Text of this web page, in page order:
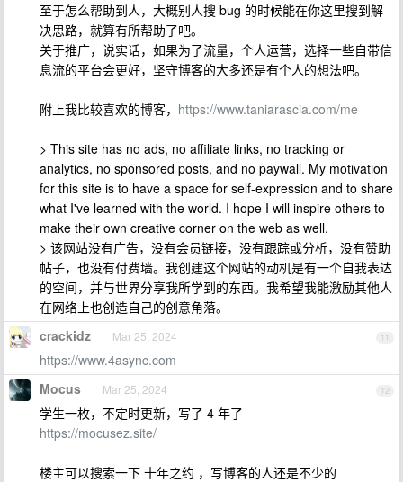
至于怎么帮助到人，大概别人搜 bug 的时候能在你这里搜到解
决思路，就算有所帮助了吧。
关于推广，说实话，如果为了流量，个人运营，选择一些自带信
息流的平台会更好，坚守博客的大多还是有个人的想法吧。
附上我比较喜欢的博客， https://www.taniarascia.com/me
> This site has no ads, no affiliate links, no tracking or
analytics, no sponsored posts, and no paywall. My motivation
for this site is to have a space for self-expression and to share
what I've learned with the world. I hope I will inspire others to
make their own creative corner on the web as well.
> 该网站没有广告，没有会员链接，没有跟踪或分析，没有赞助
帖子，也没有付费墙。我创建这个网站的动机是有一个自我表达
的空间，并与世界分享我所学到的东西。我希望我能激励其他人
在网络上也创造自己的创意角落。
11
crackidz Mar 25, 2024
https://www.4async.com
12
Mocus Mar 25, 2024
学生一枚，不定时更新，写了 4 年了
https://mocusez.site/
楼主可以搜索一下 十年之约 ，写博客的人还是不少的